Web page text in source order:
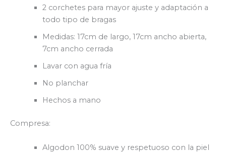
2 corchetes para mayor ajuste y adaptación a
todo tipo de bragas
Medidas: 17cm de largo, 17cm ancho abierta,
7cm ancho cerrada
Lavar con agua fría
No planchar
Hechos a mano
Compresa:
Algodon 100% suave y respetuoso con la piel